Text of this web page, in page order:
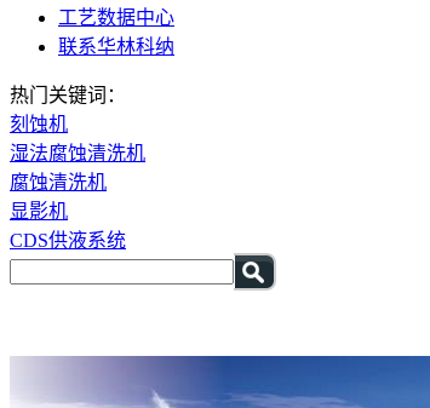
工艺数据中心
联系华林科纳
热门关键词：
刻蚀机
湿法腐蚀清洗机
腐蚀清洗机
显影机
CDS供液系统